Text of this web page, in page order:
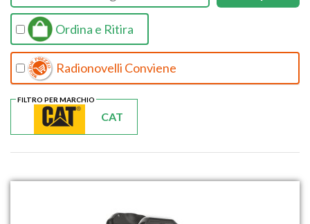
Ordina e Ritira
Radionovelli Conviene
CAT
FILTRO PER MARCHIO